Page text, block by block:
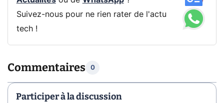
Suivez-nous pour ne rien rater de l'actu
tech !
Commentaires 0
Participer à la discussion